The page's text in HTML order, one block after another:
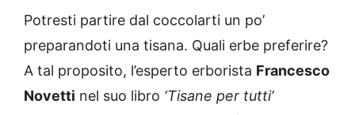
Potresti partire dal coccolarti un po’
preparandoti una tisana. Quali erbe preferire?
A tal proposito, l’esperto erborista Francesco
Novetti nel suo libro ‘Tisane per tutti’